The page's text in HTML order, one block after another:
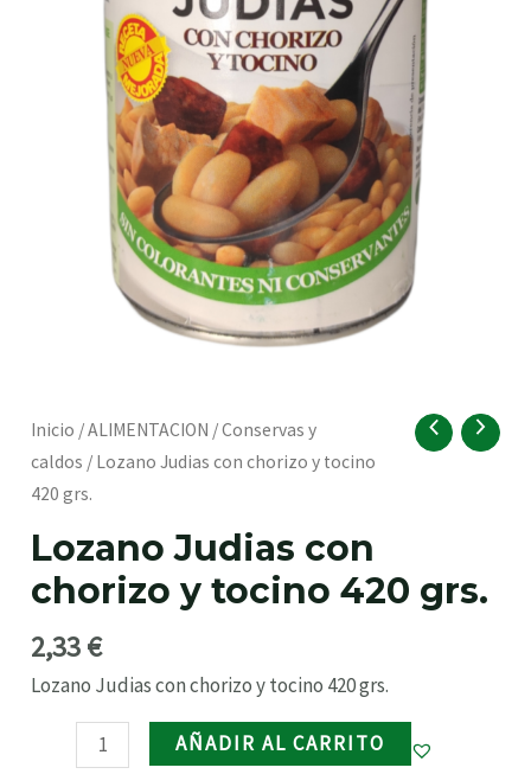
Inicio /ALIMENTACION /Conservas y
caldos / Lozano Judias con chorizo y tocino
420 grs.
Lozano Judias con
chorizo y tocino 420 grs.
2,33€
Lozano Judias con chorizo y tocino 420 grs.
Lozano
Judias
con
y
tocino
grs.
cantidad
AÑADIR AL CARRITO